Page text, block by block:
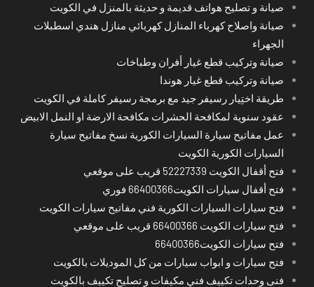
صيانة و تصليح هواتف قديمة و حديثة بالمنزل في الكويت
صيانة واصلاح كهرباء المنازل كهربائي منازل هندي اسطبلات
الجهراء
صيانة وتركيب قطع غيار أفران وطباخات
صيانة وتركيب قطع غيار هوندا
طريقة اختِيار رسيفر جيد مع برمجة رسيفر كاملة في الكويت
عقود سنوية لمكافحة الحشرات مكافحة الارضة او النمل الابيض
عمل مفاتيح سيارة السيارات الكورية نسخ مفاتيح سيارة
السيارات الكورية الكويت
فتح أقفال الكويت 52227339 قريب على موقعي
فتح أقفال سيارات الكويت66400366 فوري
فتح سيارات السيارات الكورية فني مفاتيح سيارات الكويت
فتح سيارات الكويت 66400366 قريب على موقعي
فتح سيارات الكويت66400366
فتح سيارات و ابواب سيارات من كل الموديلات بالكويت
فنى وحدات تكييف فني مكيفات و تصليح تكييف بالكويت